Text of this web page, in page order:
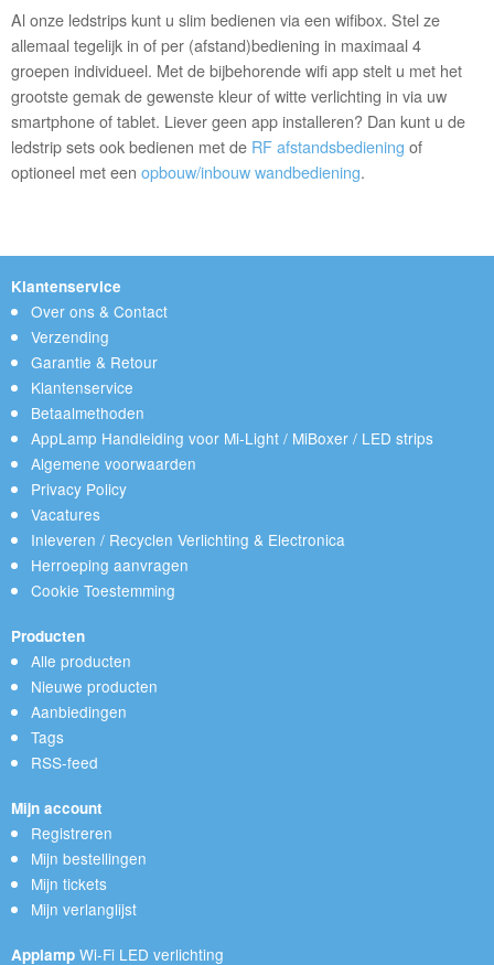
Al onze ledstrips kunt u slim bedienen via een wifibox. Stel ze
allemaal tegelijk in of per (afstand)bediening in maximaal 4
groepen individueel. Met de bijbehorende wifi app stelt u met het
grootste gemak de gewenste kleur of witte verlichting in via uw
smartphone of tablet. Liever geen app installeren? Dan kunt u de
ledstrip sets ook bedienen met de RF afstandsbediening of
optioneel met een opbouw/inbouw wandbediening.
Klantenservice
Over ons & Contact
Verzending
Garantie & Retour
Klantenservice
Betaalmethoden
AppLamp Handleiding voor Mi-Light / MiBoxer / LED strips
Algemene voorwaarden
Privacy Policy
Vacatures
Inleveren / Recyclen Verlichting & Electronica
Herroeping aanvragen
Cookie Toestemming
Producten
Alle producten
Nieuwe producten
Aanbiedingen
Tags
RSS-feed
Mijn account
Registreren
Mijn bestellingen
Mijn tickets
Mijn verlanglijst
Applamp Wi-Fi LED verlichting